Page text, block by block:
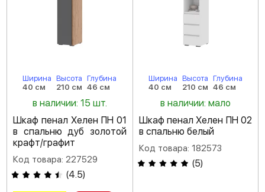
Ширина
40 см
Высота
210 см
Глубина
46 см
в наличии: 15 шт.
Шкаф пенал Хелен ПН 01
в спальню дуб золотой
крафт/графит
Код товара: 227529
(4.5)
Ширина
40 см
Высота
210 см
Глубина
46 см
в наличии: мало
Шкаф пенал Хелен ПН 02
в спальню белый
Код товара: 182573
(5)